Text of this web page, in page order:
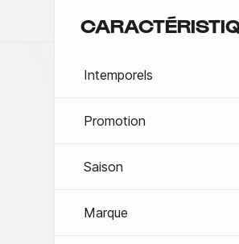
Intemporels
Promotion
Saison
Marque